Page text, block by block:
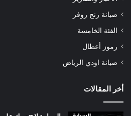
صيانة رنج روفر
الفئة الخامسة
رموز أعطال
صيانة اودي الرياض
أخر المقالات